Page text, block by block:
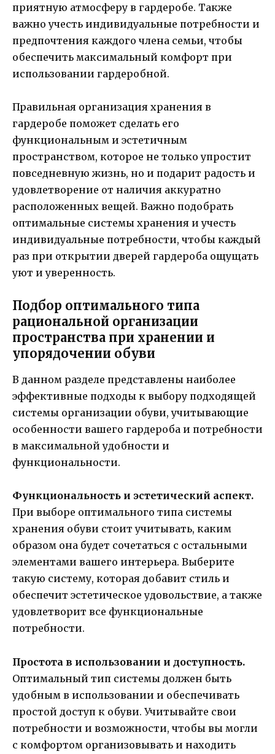
приятную атмосферу в гардеробе. Также
важно учесть индивидуальные потребности и
предпочтения каждого члена семьи, чтобы
обеспечить максимальный комфорт при
использовании гардеробной.
Правильная организация хранения в
гардеробе поможет сделать его
функциональным и эстетичным
пространством, которое не только упростит
повседневную жизнь, но и подарит радость и
удовлетворение от наличия аккуратно
расположенных вещей. Важно подобрать
оптимальные системы хранения и учесть
индивидуальные потребности, чтобы каждый
раз при открытии дверей гардероба ощущать
уют и уверенность.
Подбор оптимального типа
рациональной организации
пространства при хранении и
упорядочении обуви
В данном разделе представлены наиболее
эффективные подходы к выбору подходящей
системы организации обуви, учитывающие
особенности вашего гардероба и потребности
в максимальной удобности и
функциональности.
Функциональность и эстетический аспект.
При выборе оптимального типа системы
хранения обуви стоит учитывать, каким
образом она будет сочетаться с остальными
элементами вашего интерьера. Выберите
такую систему, которая добавит стиль и
обеспечит эстетическое удовольствие, а также
удовлетворит все функциональные
потребности.
Простота в использовании и доступность.
Оптимальный тип системы должен быть
удобным в использовании и обеспечивать
простой доступ к обуви. Учитывайте свои
потребности и возможности, чтобы вы могли
с комфортом организовывать и находить